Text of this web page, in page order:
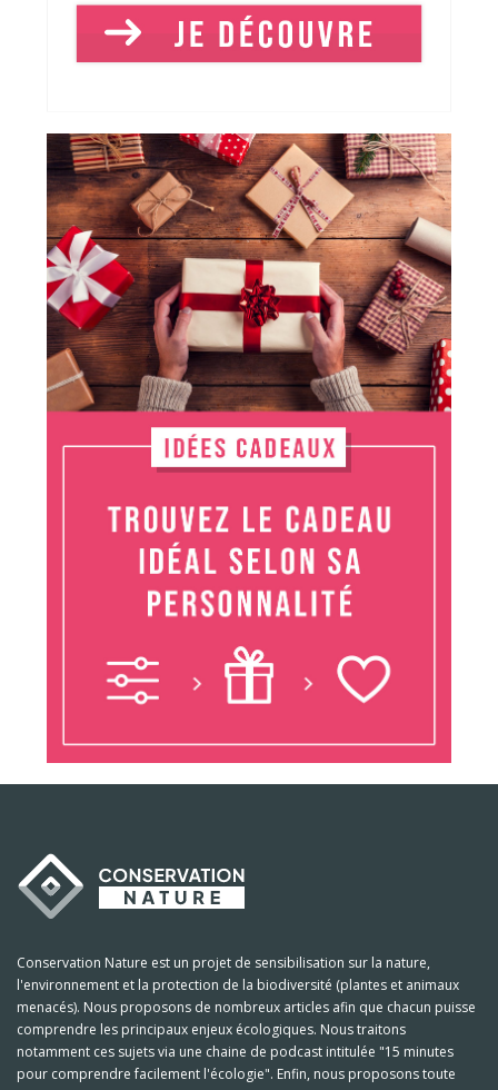
Conservation Nature est un projet de sensibilisation sur la nature,
l'environnement et la protection de la biodiversité (plantes et animaux
menacés). Nous proposons de nombreux articles afin que chacun puisse
comprendre les principaux enjeux écologiques. Nous traitons
notamment ces sujets via une chaine de podcast intitulée "15 minutes
pour comprendre facilement l'écologie". Enfin, nous proposons toute